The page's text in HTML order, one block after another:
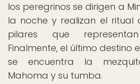
los peregrinos se dirigen a
la noche y realizan el ritual
pilares que
Finalmente, el último destino
se encuentra la
Mahoma y su tumba.